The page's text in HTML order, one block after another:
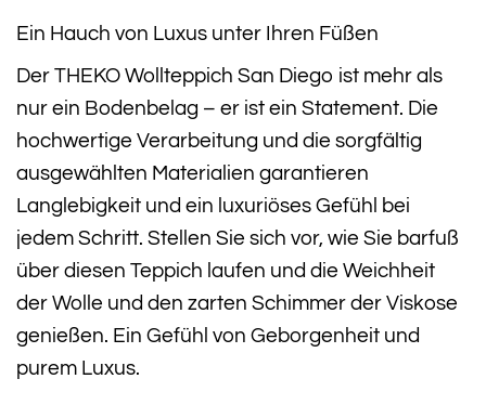
Ein Hauch von Luxus unter Ihren Füßen
Der THEKO Wollteppich San Diego ist mehr als
nur ein Bodenbelag – er ist ein Statement. Die
hochwertige Verarbeitung und die sorgfältig
ausgewählten Materialien garantieren
Langlebigkeit und ein luxuriöses Gefühl bei
jedem Schritt. Stellen Sie sich vor, wie Sie barfuß
über diesen Teppich laufen und die Weichheit
der Wolle und den zarten Schimmer der Viskose
genießen. Ein Gefühl von Geborgenheit und
purem Luxus.